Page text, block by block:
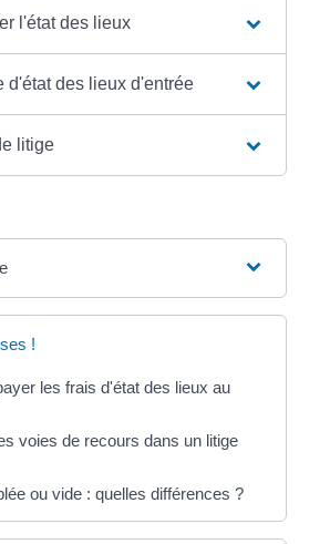
l'état des lieux
d'état des lieux d'entrée
litige
!
les frais d'état des lieux au
voies de recours dans un litige
ou vide : quelles différences ?